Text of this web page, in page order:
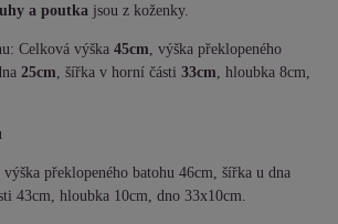
a poutka jsou z koženky.
Celková výška45cm , výška překlopeného
25cm , šířka v horní části33cm , hloubka 8cm,
překlopeného batohu 46cm, šířka u dna
43cm, hloubka 10cm, dno 33x10cm.